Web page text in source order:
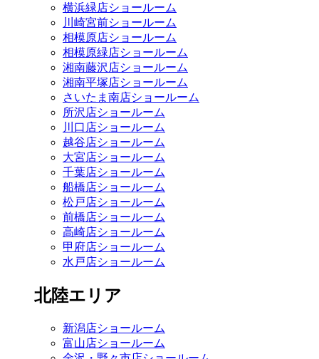
横浜緑店ショールーム
川崎宮前ショールーム
相模原店ショールーム
相模原緑店ショールーム
湘南藤沢店ショールーム
湘南平塚店ショールーム
さいたま南店ショールーム
所沢店ショールーム
川口店ショールーム
越谷店ショールーム
大宮店ショールーム
千葉店ショールーム
船橋店ショールーム
松戸店ショールーム
前橋店ショールーム
高崎店ショールーム
甲府店ショールーム
水戸店ショールーム
北陸エリア
新潟店ショールーム
富山店ショールーム